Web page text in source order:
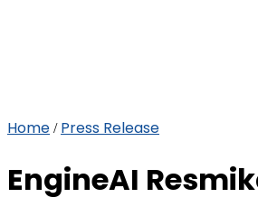
Home / Press Release
EngineAI